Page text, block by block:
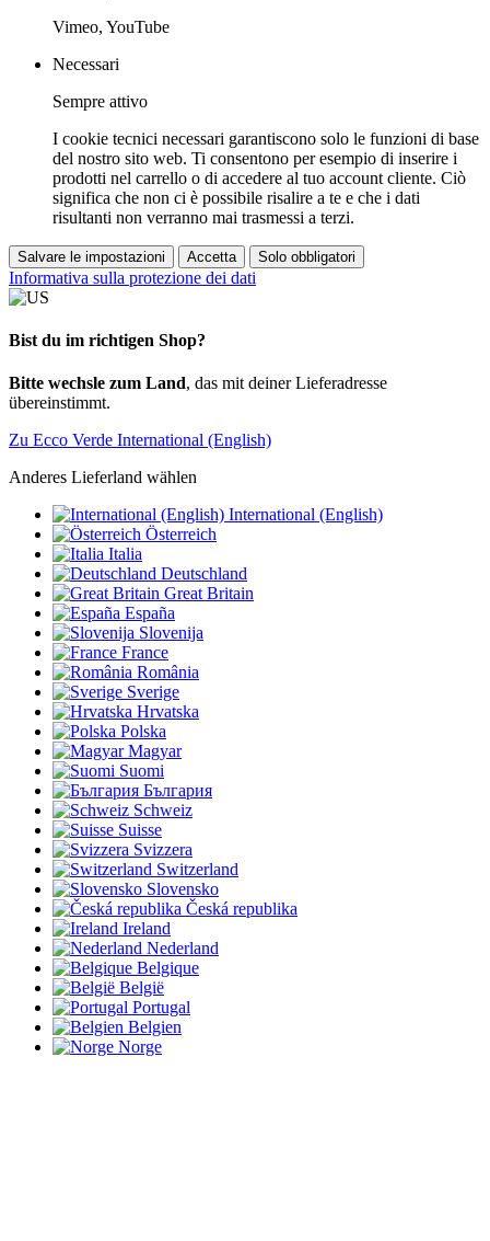
Vimeo, YouTube
Necessari
Sempre attivo
I cookie tecnici necessari garantiscono solo le funzioni di base
del nostro sito web. Ti consentono per esempio di inserire i
prodotti nel carrello o di accedere al tuo account cliente. Ciò
significa che non ci è possibile risalire a te e che i dati
risultanti non verranno mai trasmessi a terzi.
Salvare le impostazioni Accetta Solo obbligatori
Informativa sulla protezione dei dati
Bist du im richtigen Shop?
Bitte wechsle zum Land, das mit deiner Lieferadresse
übereinstimmt.
Zu Ecco Verde International (English)
Anderes Lieferland wählen
International (English)
Österreich
Italia
Deutschland
Great Britain
España
Slovenija
France
România
Sverige
Hrvatska
Polska
Magyar
Suomi
България
Schweiz
Suisse
Svizzera
Switzerland
Slovensko
Česká republika
Ireland
Nederland
Belgique
België
Portugal
Belgien
Norge